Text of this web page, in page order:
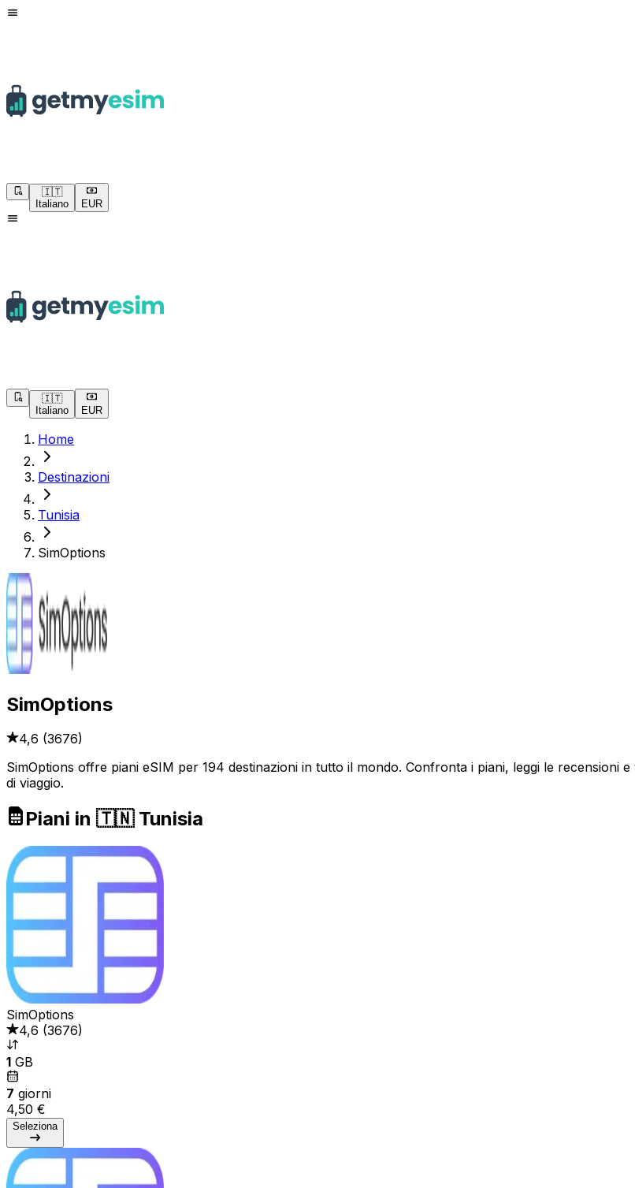
🇮🇹
Italiano
EUR
🇮🇹
Italiano
EUR
Home
Destinazioni
Tunisia
SimOptions
SimOptions
4,6 (3676)
SimOptions offre piani eSIM per 194 destinazioni in tutto il mondo. Confronta i piani, leggi le
di viaggio.
Piani in 🇹🇳 Tunisia
SimOptions
4,6 (3676)
1 GB
7 giorni
4,50 €
Seleziona